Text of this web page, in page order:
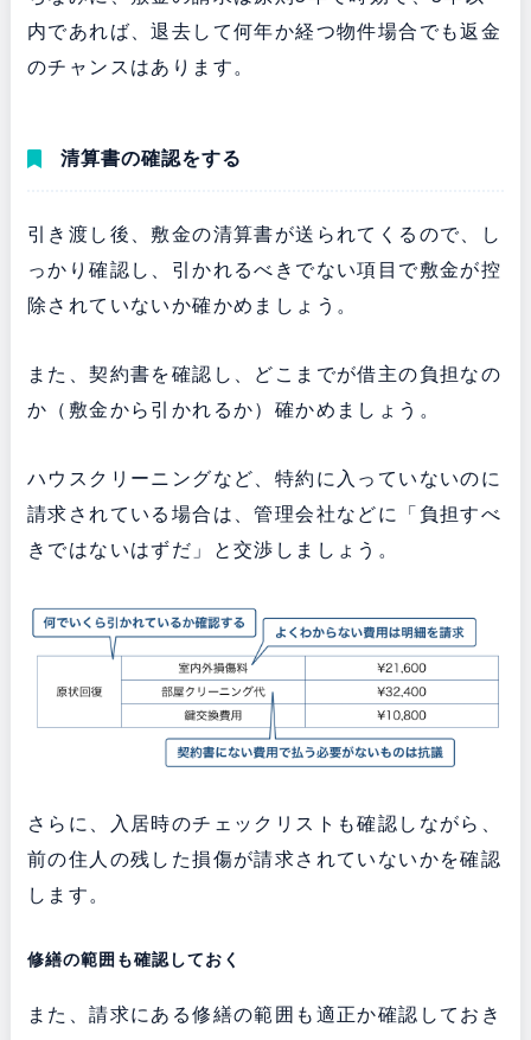
内であれば、退去して何年か経つ物件場合でも返金
のチャンスはあります。
清算書の確認をする
引き渡し後、敷金の清算書が送られてくるので、し
っかり確認し、引かれるべきでない項目で敷金が控
除されていないか確かめましょう。
また、契約書を確認し、どこまでが借主の負担なの
か（敷金から引かれるか）確かめましょう。
ハウスクリーニングなど、特約に入っていないのに
請求されている場合は、管理会社などに「負担すべ
きではないはずだ」と交渉しましょう。
さらに、入居時のチェックリストも確認しながら、
前の住人の残した損傷が請求されていないかを確認
します。
修繕の範囲も確認しておく
また、請求にある修繕の範囲も適正か確認しておき